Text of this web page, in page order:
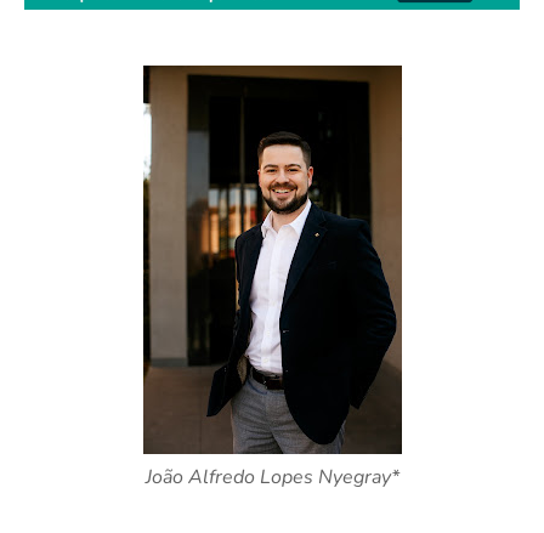
João Alfredo Lopes Nyegray*